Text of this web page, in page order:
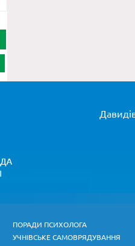
ПОРАДИ ПСИХОЛОГА
УЧНІВСЬКЕ САМОВРЯДУВАННЯ